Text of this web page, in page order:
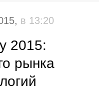
в 13:20
2015:
рынка